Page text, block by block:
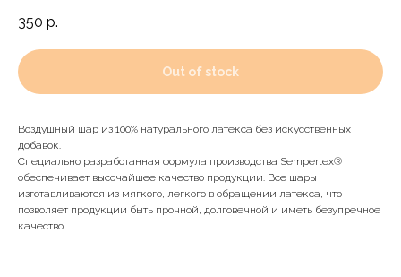
350 р.
Out of stock
Воздушный шар из 100% натурального латекса без искусственных
добавок.
Специально разработанная формула производства Sempertex®
обеспечивает высочайшее качество продукции. Все шары
изготавливаются из мягкого, легкого в обращении латекса, что
позволяет продукции быть прочной, долговечной и иметь безупречное
качество.
Доставка и оплата